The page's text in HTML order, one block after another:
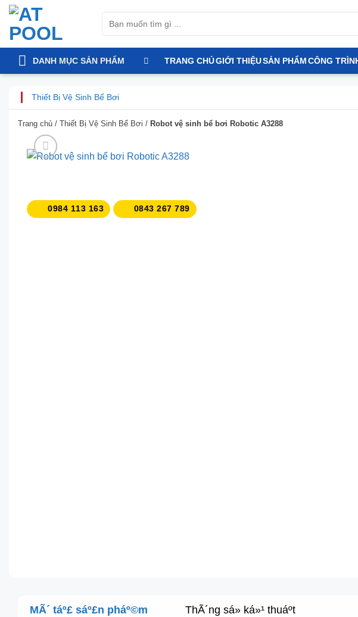
Bỏ
kiếm:
DANH MỤC SẢN PHẨM TRANG CHỦGIỚI THIỆUSẢN PHẨMCÔNG
Thiết Bị Vệ Sinh Bể Bơi
Trang chủ / Thiết Bị Vệ Sinh Bể Bơi / Robot vệ sinh bể bơi Robotic A3288
0984 113 163 0843 267 789
- (xxxx) ÄÃ£
MÃ´ táº£ sáº£n pháº©m ThÃ´ng sá» ká»¹ thuáº­t